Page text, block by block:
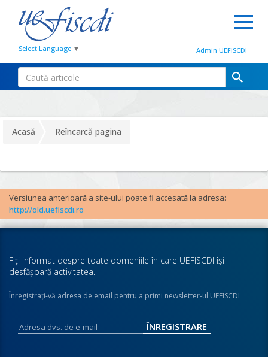
Select Language ▼ Admin UEFISCDI
Acasă Reîncarcă pagina
Versiunea anterioară a site-ului poate fi accesată la adresa:
http://old.uefiscdi.ro
Fiţi informat despre toate domeniile în care UEFISCDI îşi
desfăşoară activitatea.
Înregistraţi-vă adresa de email pentru a primi newsletter-ul UEFISCDI